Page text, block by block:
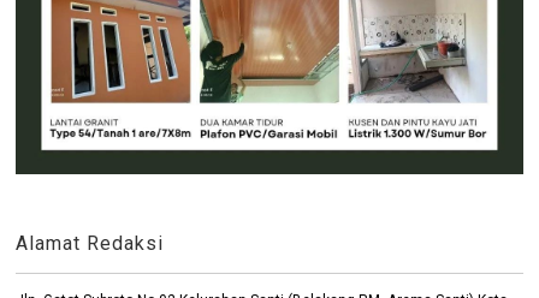
Alamat Redaksi